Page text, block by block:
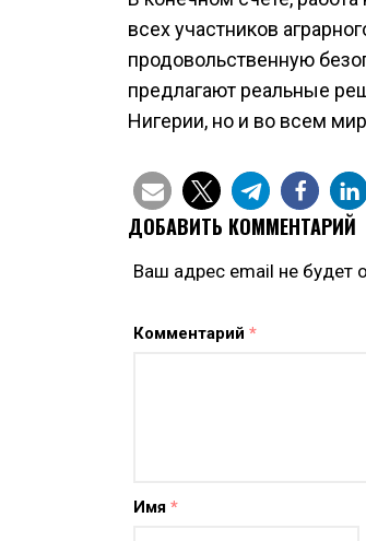
всех участников
продовольственную
предлагают реальные
Нигерии, но и во всем
ДОБАВИТЬ КОММЕНТАРИЙ
Ваш адрес email не будет
Комментарий *
Имя *